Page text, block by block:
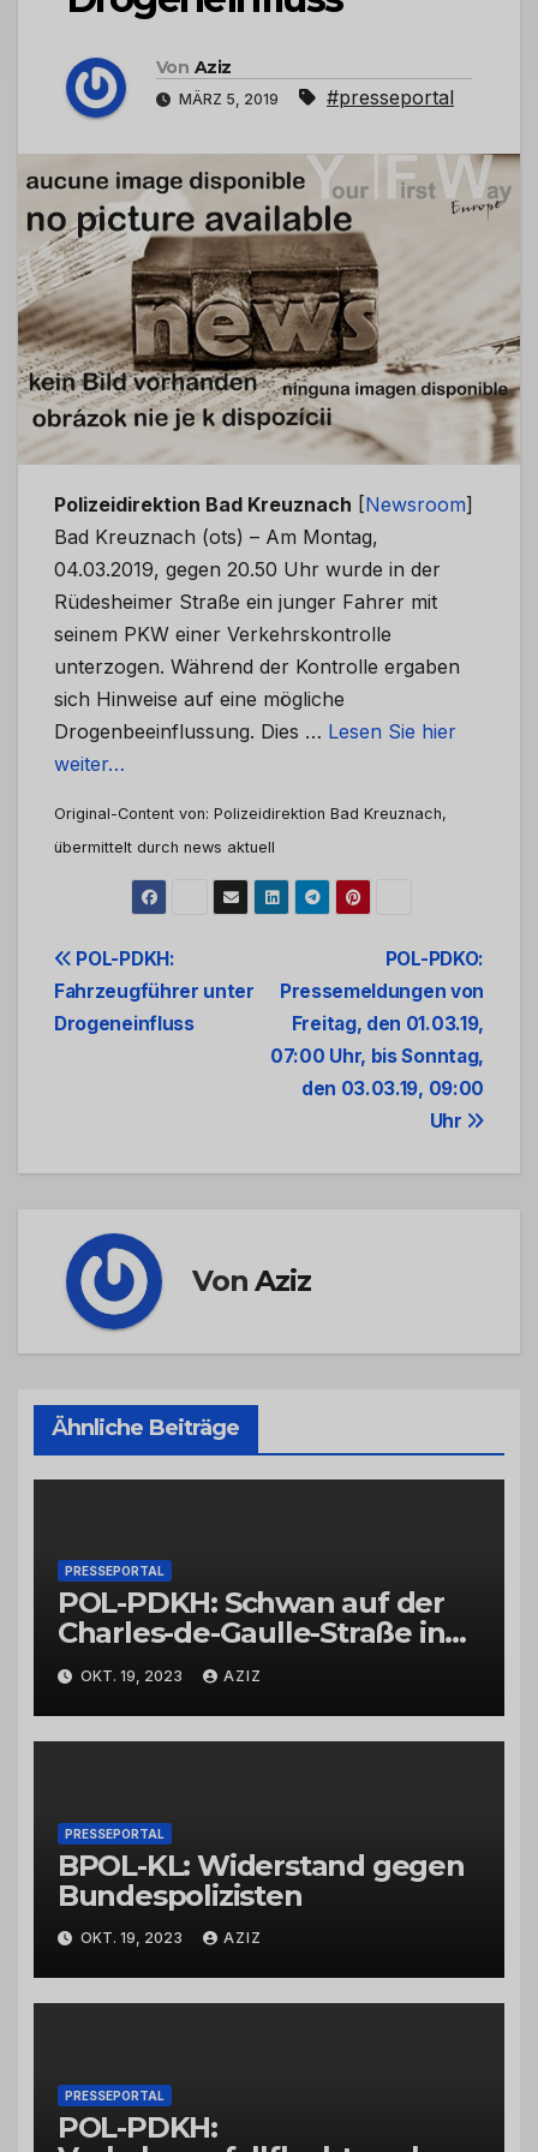
Von Aziz
MÄRZ 5, 2019 #presseportal
Polizeidirektion Bad Kreuznach [Newsroom]
Bad Kreuznach (ots) – Am Montag,
04.03.2019, gegen 20.50 Uhr wurde in der
Rüdesheimer Straße ein junger Fahrer mit
seinem PKW einer Verkehrskontrolle
unterzogen. Während der Kontrolle ergaben
sich Hinweise auf eine mögliche
Drogenbeeinflussung. Dies … Lesen Sie hier
weiter…
Original-Content von: Polizeidirektion Bad Kreuznach,
übermittelt durch news aktuell
Beitrags-
Navigation
POL-PDKO:
Pressemeldungen von
Freitag, den 01.03.19,
07:00 Uhr, bis Sonntag,
den 03.03.19, 09:00
Uhr
POL-PDKH:
Fahrzeugführer unter
Drogeneinfluss
VonAziz
Ähnliche Beiträge
PRESSEPORTAL
POL-PDKH: Schwan auf der
Charles-de-Gaulle-Straße in
Bad Kreuznach beeinflusst
Feierabendverkehr
OKT. 19, 2023 AZIZ
PRESSEPORTAL
BPOL-KL: Widerstand gegen
Bundespolizisten
OKT. 19, 2023 AZIZ
PRESSEPORTAL
POL-PDKH: